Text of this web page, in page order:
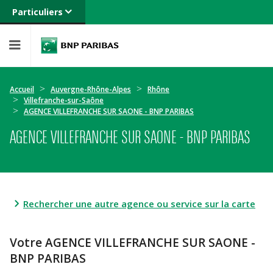
Particuliers
Banque privée
Entreprises
Accueil Auvergne-Rhône-Alpes
Rhône
Villefranche-sur-Saône
AGENCE VILLEFRANCHE SUR SAONE - BNP PARIBAS
AGENCE VILLEFRANCHE SUR SAONE - BNP PARIBAS
Rechercher une autre agence ou service sur la carte
Votre AGENCE VILLEFRANCHE SUR SAONE -
BNP PARIBAS